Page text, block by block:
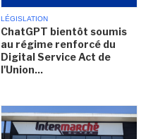
LÉGISLATION
ChatGPT bientôt soumis
au régime renforcé du
Digital Service Act de
l'Union...